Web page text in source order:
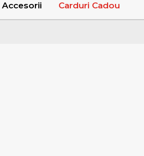
Accesorii Carduri Cadou